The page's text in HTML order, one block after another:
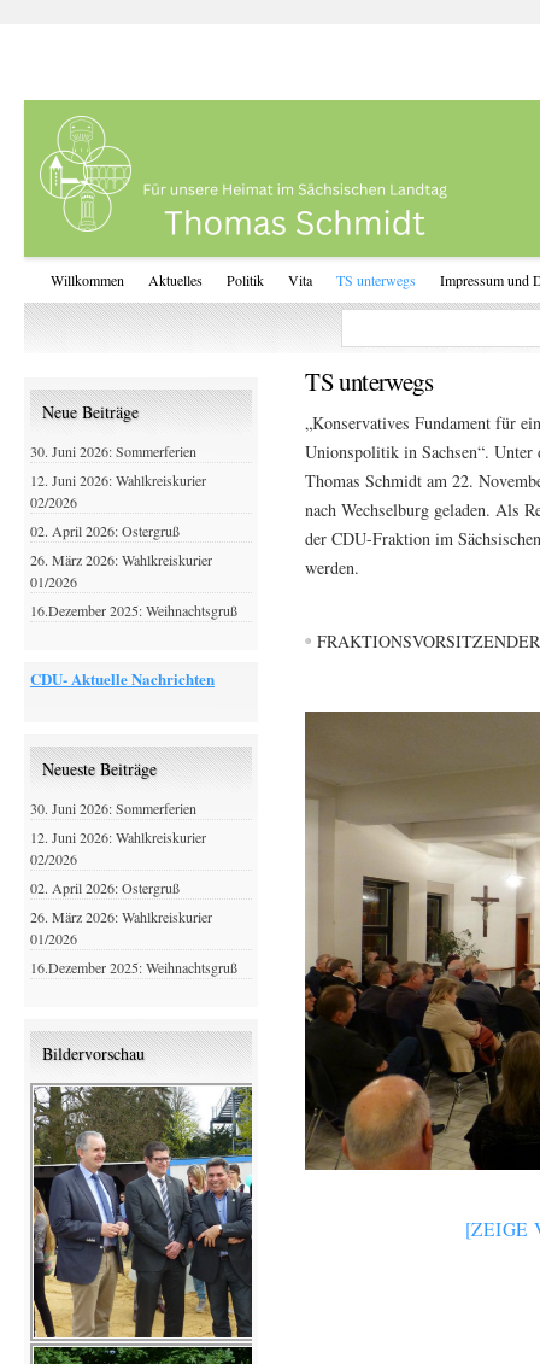
Willkommen Aktuelles Politik Vita TS unterwegs Impressum und
TS unterwegs
„Konservatives Fundament für
Unionspolitik in Sachsen“. Unter
Thomas Schmidt am 22.
nach Wechselburg geladen. Als
der CDU-Fraktion im
werden.
[ZEIGE
Neue Beiträge
30. Juni 2026: Sommerferien
12. Juni 2026: Wahlkreiskurier
02/2026
02. April 2026: Ostergruß
26. März 2026: Wahlkreiskurier
01/2026
16.Dezember 2025: Weihnachtsgruß
CDU- Aktuelle Nachrichten
Neueste Beiträge
30. Juni 2026: Sommerferien
12. Juni 2026: Wahlkreiskurier
02/2026
02. April 2026: Ostergruß
26. März 2026: Wahlkreiskurier
01/2026
16.Dezember 2025: Weihnachtsgruß
Bildervorschau